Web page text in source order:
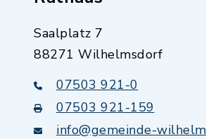
Saalplatz 7
88271 Wilhelmsdorf
07503 921-0
07503 921-159
info@gemeinde-